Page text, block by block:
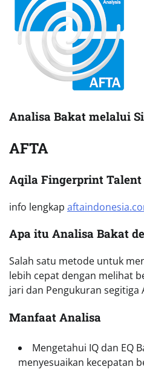
Analisa Bakat melalui
AFTA
Aqila Fingerprint
info lengkap
Apa itu Analisa Bakat
Salah satu metode untuk
lebih cepat dengan melihat
jari dan Pengukuran segitiga
Manfaat Analisa
Mengetahui IQ dan EQ
menyesuaikan kecepatan